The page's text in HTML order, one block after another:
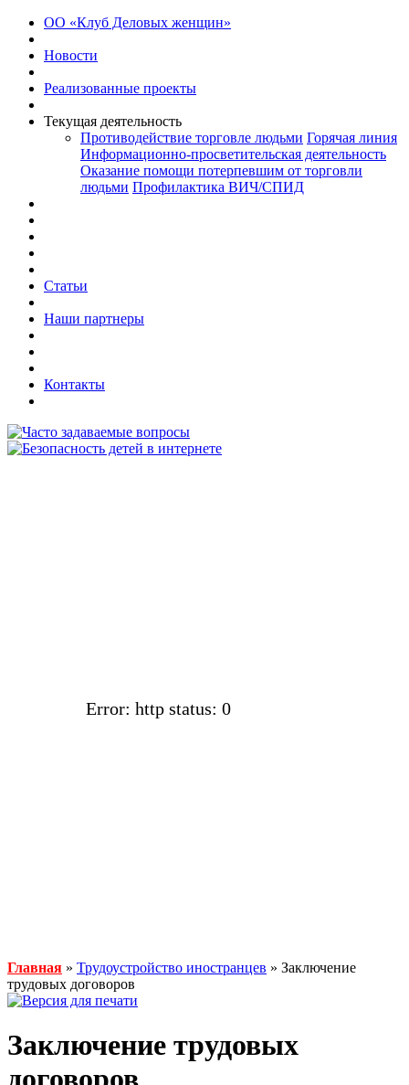
ОО «Клуб Деловых женщин»
Новости
Реализованные проекты
Текущая деятельность
Противодействие торговле людьми Горячая линия
Информационно-просветительская деятельность
Оказание помощи потерпевшим от торговли
людьми Профилактика ВИЧ/СПИД
Статьи
Наши партнеры
Контакты
Error: http status: 0
Главная » Трудоустройство иностранцев » Заключение
трудовых договоров
Заключение трудовых